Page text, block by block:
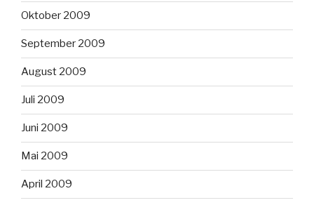
Oktober 2009
September 2009
August 2009
Juli 2009
Juni 2009
Mai 2009
April 2009